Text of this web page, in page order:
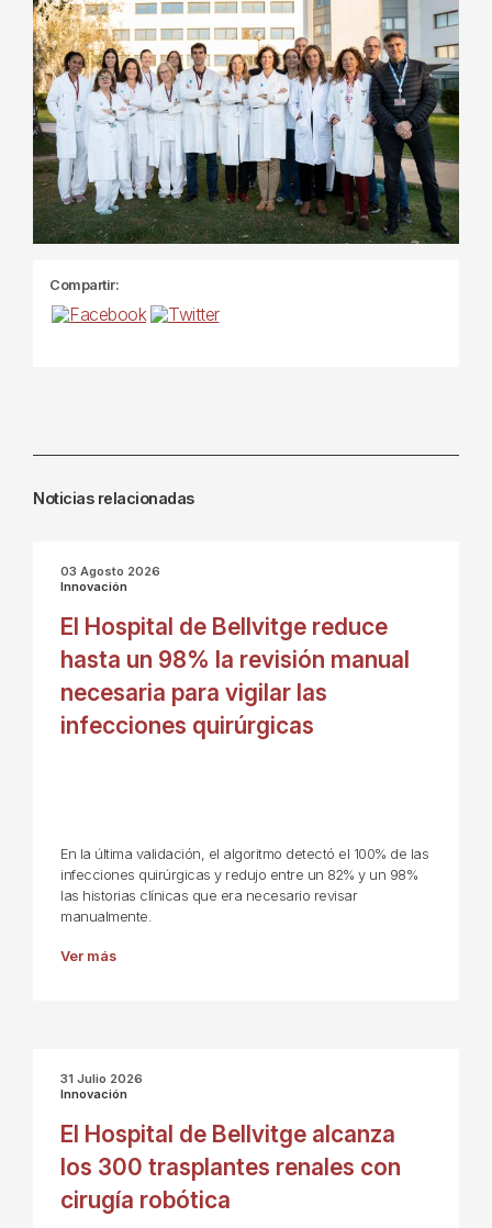
Compartir:
Noticias relacionadas
03 Agosto 2026
Innovación
El Hospital de Bellvitge reduce
hasta un 98% la revisión manual
necesaria para vigilar las
infecciones quirúrgicas
En la última validación, el algoritmo detectó el 100% de las
infecciones quirúrgicas y redujo entre un 82% y un 98%
las historias clínicas que era necesario revisar
manualmente.
Ver más
31 Julio 2026
Innovación
El Hospital de Bellvitge alcanza
los 300 trasplantes renales con
cirugía robótica